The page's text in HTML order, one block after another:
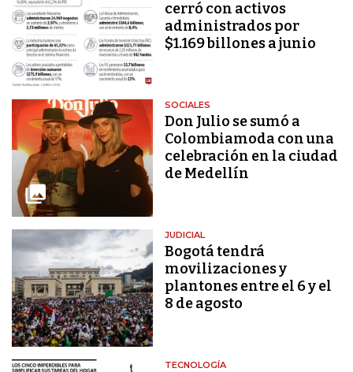
cerró con activos
administrados por
$1.169 billones a junio
SOCIALES
Don Julio se sumó a
Colombiamoda con una
celebración en la ciudad
de Medellín
JUDICIAL
Bogotá tendrá
movilizaciones y
plantones entre el 6 y el
8 de agosto
TECNOLOGÍA